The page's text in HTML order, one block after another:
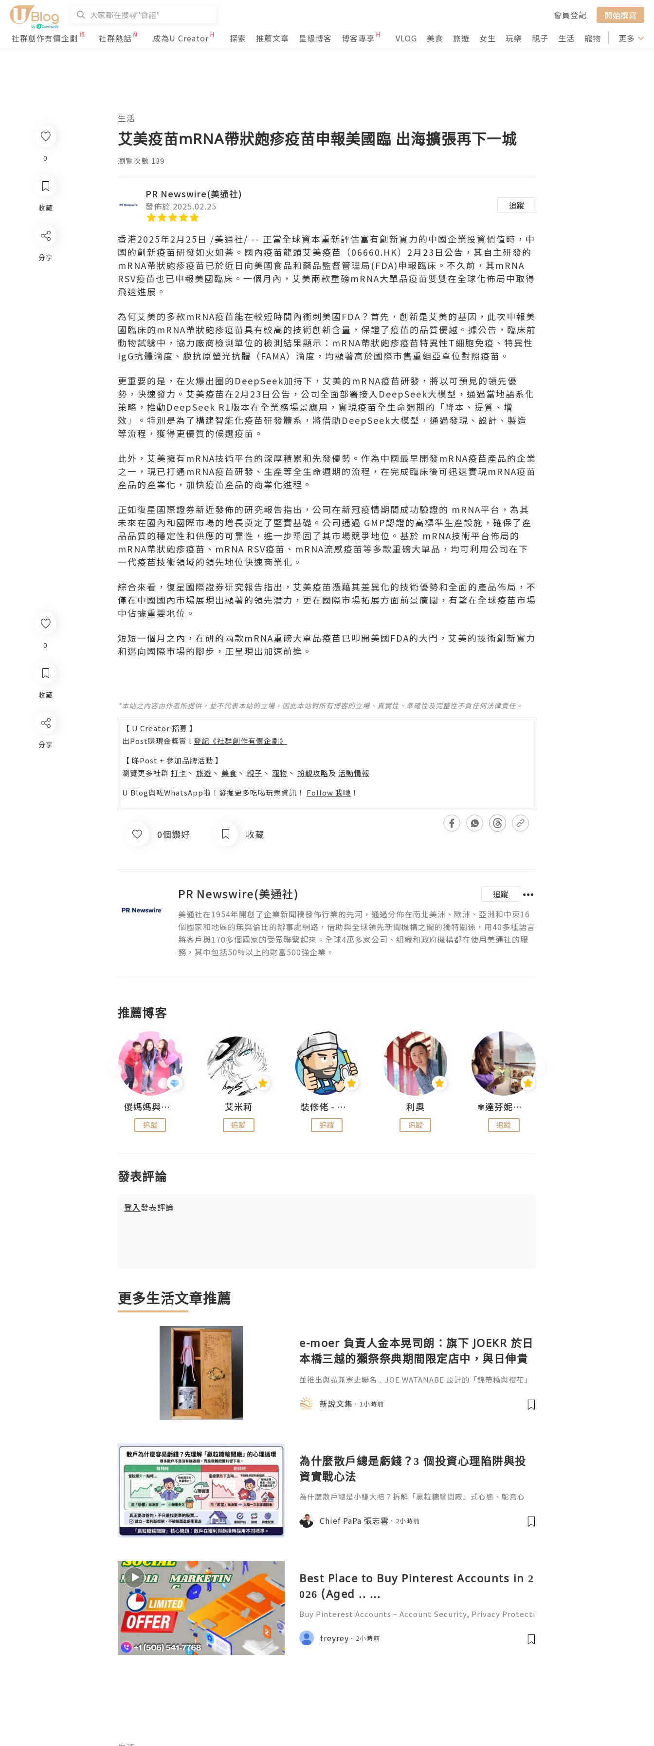
會員登記
開始撰寫
社群創作有價企劃
社群熱話 成為U Creator 探索 推薦文章 星級博客 博客專享 VLOG 美食 旅遊 女生 玩樂 親子 生活 寵物 行山 打卡
更多
0
收藏
分享
生活
艾美疫苗mRNA帶狀皰疹疫苗申報美國臨 出海擴張再下一城
瀏覽次數:139
PR Newswire(美通社)
發佈於 2025.02.25 追蹤
香港2025年2月25日 /美通社/ -- 正當全球資本重新評估富有創新實力的中國企業投資價值時，中
國的創新疫苗研發如火如荼。國內疫苗龍頭艾美疫苗（06660.HK）2月23日公告，其自主研發的
mRNA帶狀皰疹疫苗已於近日向美國食品和藥品監督管理局(FDA)申報臨床。不久前，其mRNA
RSV疫苗也已申報美國臨床。一個月內，艾美兩款重磅mRNA大單品疫苗雙雙在全球化佈局中取得
飛速進展。
為何艾美的多款mRNA疫苗能在較短時間內衝刺美國FDA？首先，創新是艾美的基因，此次申報美
國臨床的mRNA帶狀皰疹疫苗具有較高的技術創新含量，保證了疫苗的品質優越。據公告，臨床前
動物試驗中，協力廠商檢測單位的檢測結果顯示：mRNA帶狀皰疹疫苗特異性T細胞免疫、特異性
IgG抗體滴度、膜抗原螢光抗體（FAMA）滴度，均顯著高於國際市售重組亞單位對照疫苗。
更重要的是，在火爆出圈的DeepSeek加持下，艾美的mRNA疫苗研發，將以可預見的領先優
勢，快速發力。艾美疫苗在2月23日公告，公司全面部署接入DeepSeek大模型，通過當地語系化
策略，推動DeepSeek R1版本在全業務場景應用，實現疫苗全生命週期的「降本、提質、增
效」。特別是為了構建智能化疫苗研發體系，將借助DeepSeek大模型，通過發現、設計、製造
等流程，獲得更優質的候選疫苗。
此外，艾美擁有mRNA技術平台的深厚積累和先發優勢。作為中國最早開發mRNA疫苗產品的企業
之一，現已打通mRNA疫苗研發、生產等全生命週期的流程，在完成臨床後可迅速實現mRNA疫苗
產品的產業化，加快疫苗產品的商業化進程。
正如復星國際證券新近發佈的研究報告指出，公司在新冠疫情期間成功驗證的 mRNA平台，為其
未來在國內和國際市場的增長奠定了堅實基礎。公司通過 GMP認證的高標準生產設施，確保了產
品品質的穩定性和供應的可靠性，進一步鞏固了其市場競爭地位。基於 mRNA技術平台佈局的
mRNA帶狀皰疹疫苗、mRNA RSV疫苗、mRNA流感疫苗等多款重磅大單品，均可利用公司在下
一代疫苗技術領域的領先地位快速商業化。
綜合來看，復星國際證券研究報告指出，艾美疫苗憑藉其差異化的技術優勢和全面的產品佈局，不
僅在中國國內市場展現出顯著的領先潛力，更在國際市場拓展方面前景廣闊，有望在全球疫苗市場
中佔據重要地位。
短短一個月之內，在研的兩款mRNA重磅大單品疫苗已叩開美國FDA的大門，艾美的技術創新實力
和邁向國際市場的腳步，正呈現出加速前進。
*本站之內容由作者所提供，並不代表本站的立場。因此本站對所有博客的立場、真實性、準確性及完整性不負任何法律責任。
【 U Creator 招募 】
出Post賺現金獎賞 l 登記《社群創作有價企劃》
【 睇Post + 參加品牌活動 】
瀏覽更多社群 打卡 丶 旅遊 丶 美食 丶 親子 丶 寵物 丶 扮靚攻略及 活動情報
U Blog開咗WhatsApp啦！發掘更多吃喝玩樂資訊！ Follow 我哋 ！
0個讚好 收藏
PR Newswire(美通社)
追蹤
美通社在1954年開創了企業新聞稿發佈行業的先河，通過分佈在南北美洲、歐洲、亞洲和中東16
個國家和地區的無與倫比的辦事處網路，借助與全球領先新聞機構之間的獨特關係，用40多種語言
將客戶與170多個國家的受眾聯繫起來。全球4萬多家公司、組織和政府機構都在使用美通社的服
務，其中包括50%以上的財富500強企業。
推薦博客
儍媽媽與兩隻小魔怪之家
追蹤
艾米莉
追蹤
裝修佬 - 香港一站式網上裝修平台
追蹤
利奧
追蹤
✾達芬妮•愛孩子•愛生活✾
追蹤
發表評論
登入發表評論
更多生活文章推薦
e-moer 負責人金本晃司朗：旗下 JOEKR 於日
本橋三越的獺祭祭典期間限定店中，與日伸貴
金属的東京銀器工匠一同參展
並推出與弘兼憲史聯名﹑JOE WATANABE 設計的「錦帶橋與櫻花」
化。e-moer 旗下飾品及銀器品牌「JOEKR」，於 2026 年 5 月 13
日至 26 日（週三至週二）期間，在日本橋三越本店舉行的「獺祭」
新說文集 1小時前
為什麼散戶總是虧錢？3 個投資心理陷阱與投
資實戰心法
為什麼散戶總是小賺大賠？拆解「贏粒糖輸間廠」式心態、鴕鳥心
建立更客觀的買賣換股、換位思考與投資管理框架。
Chief PaPa 張志雲 2小時前
Best Place to Buy Pinterest Accounts in 2
026 (Aged .. ...
Buy Pinterest Accounts – Account Security, Privacy Protecti
💫🌐✨💎Fast & Reliable 24/7 Customer Support 💫💎💲💫🌐✨
💎WhatsApp :+1 (506) 541-7768 💫💎💲💫🌐✨💎Tele
treyrey 2小時前
0
收藏
分享